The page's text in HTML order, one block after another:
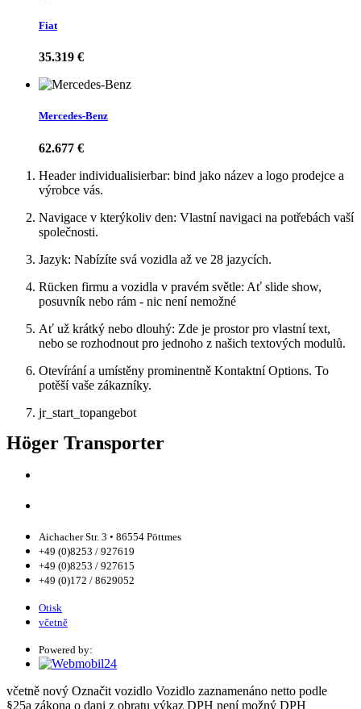
Fiat
35.319 €
Mercedes-Benz
62.677 €
Header individualisierbar: bind jako název a logo prodejce a
výrobce vás.
Navigace v kterýkoliv den: Vlastní navigaci na potřebách vaší
společnosti.
Jazyk: Nabízíte svá vozidla až ve 28 jazycích.
Rücken firmu a vozidla v pravém světle: Ať slide show,
posuvník nebo rám - nic není nemožné
Ať už krátký nebo dlouhý: Zde je prostor pro vlastní text,
nebo se rozhodnout pro jednoho z našich textových modulů.
Otevírání a umístěny prominentně Kontaktní Options. To
potěší vaše zákazníky.
jr_start_topangebot
Höger Transporter
Aichacher Str. 3 • 86554 Pöttmes
+49 (0)8253 / 927619
+49 (0)8253 / 927615
+49 (0)172 / 8629052
Otisk
včetně
Powered by:
včetně nový Označit vozidlo Vozidlo zaznamenáno netto podle
§25a zákona o dani z obratu výkaz DPH není možný DPH